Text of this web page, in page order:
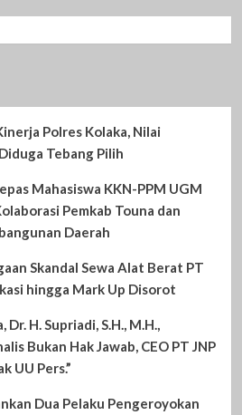
Polres Kolaka, Nilai
Tebang Pilih
Mahasiswa KKN-PPM UGM
Pemkab Touna dan
Daerah
Skandal Sewa Alat Berat PT
hingga Mark Up Disorot
H. Supriadi, S.H., M.H.,
Bukan Hak Jawab, CEO PT JNP
UU Pers.”
Dua Pelaku Pengeroyokan